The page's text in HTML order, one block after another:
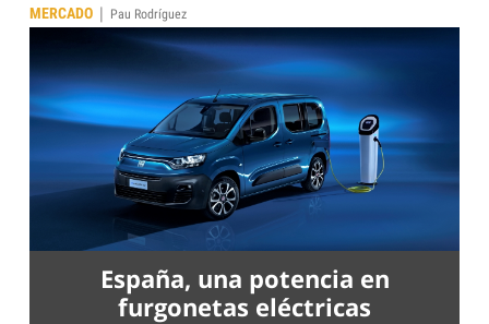
MERCADO | Pau Rodríguez
España, una potencia en
furgonetas eléctricas